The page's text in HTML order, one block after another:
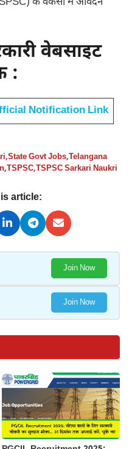
वेबसाइट
:
Notification Link
,State Govt Jobs,Telangana
,TSPSC,TSPSC Sarkari Naukri
article:
Join Now
Join Now